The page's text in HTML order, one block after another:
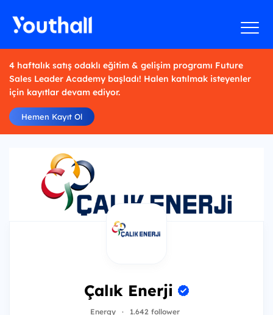
4 haftalık satış odaklı eğitim & gelişim programı Future
Sales Leader Academy başladı! Halen katılmak isteyenler
için kayıtlar devam ediyor.
Hemen Kayıt Ol
Çalık Enerji
Energy · 1.642 follower